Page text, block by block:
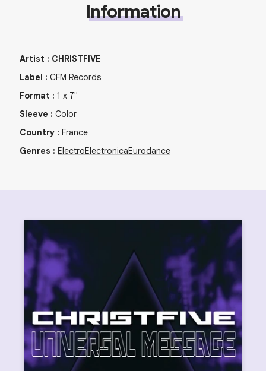
Information
Artist : CHRISTFIVE
Label : CFM Records
Format : 1 x 7"
Sleeve : Color
Country : France
Genres : ElectroElectronicaEurodance